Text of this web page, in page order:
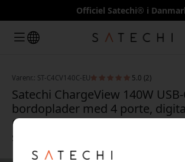
Officiel Satechi® i
Varenr.: ST-C4CV140C-EU 5.0 (2)
Satechi ChargeView 140W
bordoplader med 4 porte,
GaN-teknologi til flere enheder
skrivebord - Rumsort
🎉 Din rabatkode: